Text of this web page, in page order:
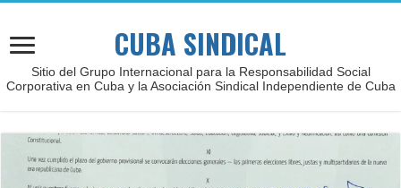
CUBA SINDICAL
Sitio del Grupo Internacional para la Responsabilidad Social
Corporativa en Cuba y la Asociación Sindical Independiente de Cuba